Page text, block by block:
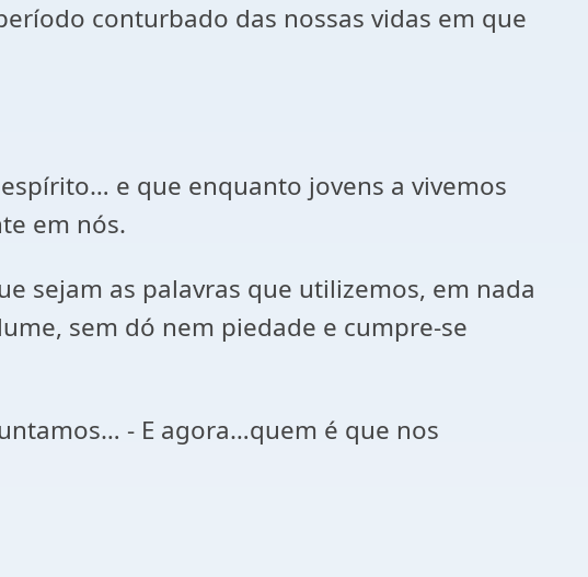
conturbado das nossas vidas em que
e que enquanto jovens a vivemos
em nós.
sejam as palavras que utilizemos, em nada
sem dó nem piedade e cumpre-se
- E agora…quem é que nos